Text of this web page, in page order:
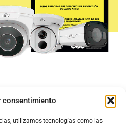
consentimiento
utilizamos tecnologías como las